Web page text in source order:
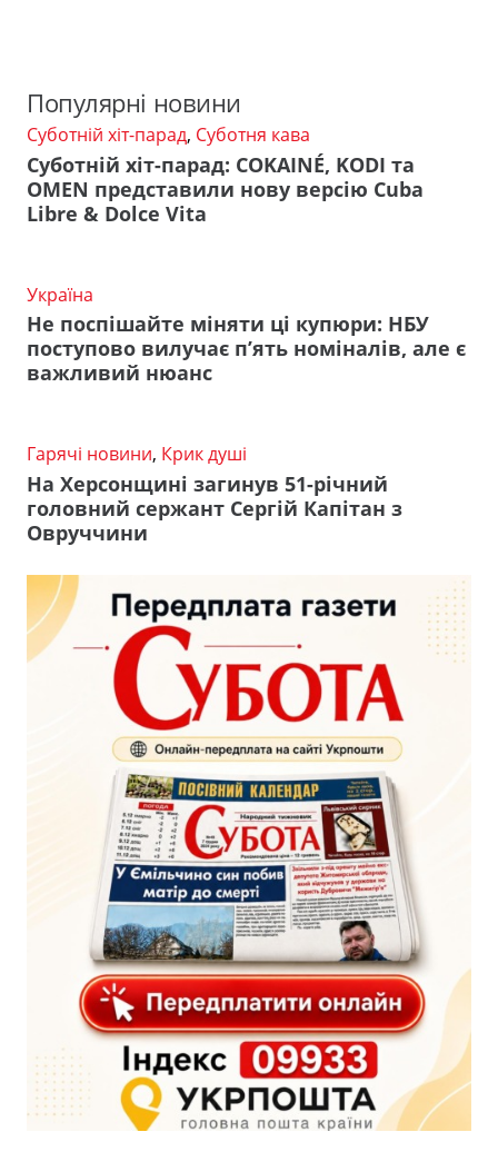
Популярні новини
Суботній хіт-парад, Суботня кава
Суботній хіт-парад: COKAINÉ, KODI та
OMEN представили нову версію Cuba
Libre & Dolce Vita
Україна
Не поспішайте міняти ці купюри: НБУ
поступово вилучає п’ять номіналів, але є
важливий нюанс
Гарячі новини, Крик душі
На Херсонщині загинув 51-річний
головний сержант Сергій Капітан з
Овруччини